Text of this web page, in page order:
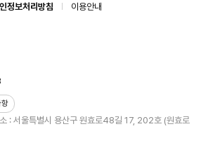
정보처리방침 이용안내
: 서울특별시 용산구 원효로48길 17, 202호 (원효로
항